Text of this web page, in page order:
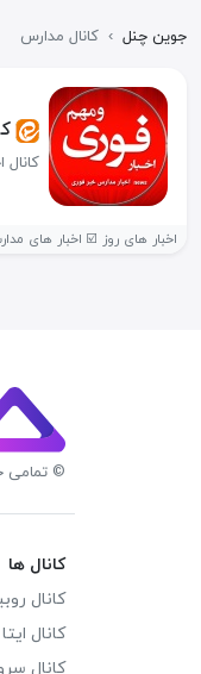
جوین چنل › کانال مدارس
کانال
اخبار های روز ☑️ اخبار های
© تمامی
کانال ها
کانال
کانال ایتا
کانال